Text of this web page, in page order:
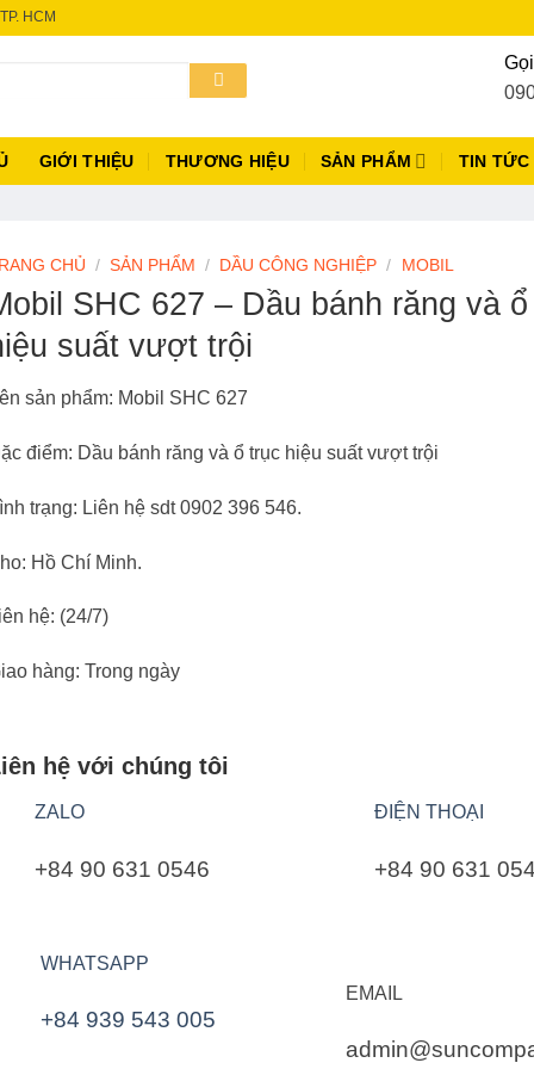
HCM
GIỚI THIỆU THƯƠNG HIỆU SẢN PHẨM TIN TỨC
CHỦ / SẢN PHẨM / DẦU CÔNG NGHIỆP / MOBIL
SHC 627 – Dầu bánh răng và
suất vượt trội
sản phẩm: Mobil SHC 627
điểm: Dầu bánh răng và ổ trục hiệu suất vượt trội
trạng: Liên hệ sdt 0902 396 546.
Hồ Chí Minh.
hệ: (24/7)
hàng: Trong ngày
hệ với chúng tôi
ZALO
+84 90 631 0546
ĐIỆN THOẠI
+84 90 631
WHATSAPP
+84 939 543 005
EMAIL